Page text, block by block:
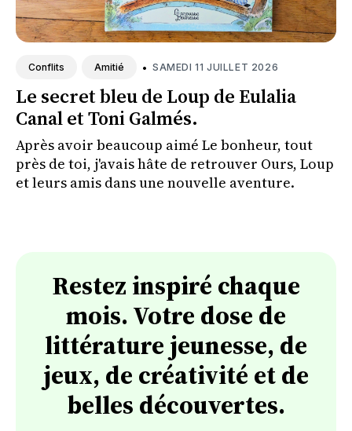
Conflits Amitié • SAMEDI 11 JUILLET 2026
Le secret bleu de Loup de Eulalia
Canal et Toni Galmés.
Après avoir beaucoup aimé Le bonheur, tout
près de toi, j'avais hâte de retrouver Ours, Loup
et leurs amis dans une nouvelle aventure.
Restez inspiré chaque
mois. Votre dose de
littérature jeunesse, de
jeux, de créativité et de
belles découvertes.